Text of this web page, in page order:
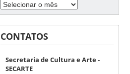
CONTATOS
Secretaria de Cultura e Arte -
SECARTE